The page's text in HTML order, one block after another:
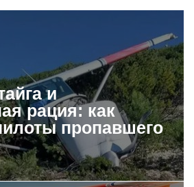
и
рация: как
пропавшего